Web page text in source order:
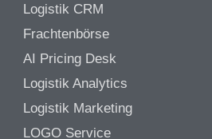
Logistik CRM
Frachtenbörse
AI Pricing Desk
Logistik Analytics
Logistik Marketing
LOGO Service